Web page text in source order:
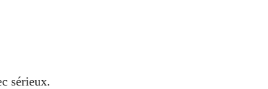
sérieux.